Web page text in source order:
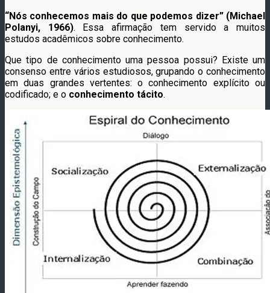
“Nós conhecemos mais do que podemos dizer” (Michael
Polanyi, 1966). Essa afirmação tem servido a muitos
estudos acadêmicos sobre conhecimento.
Que tipo de conhecimento uma pessoa possui? Existe um
consenso entre vários estudiosos, grupando o conhecimento
em duas grandes vertentes: o conhecimento explícito ou
codificado; e o conhecimento tácito.